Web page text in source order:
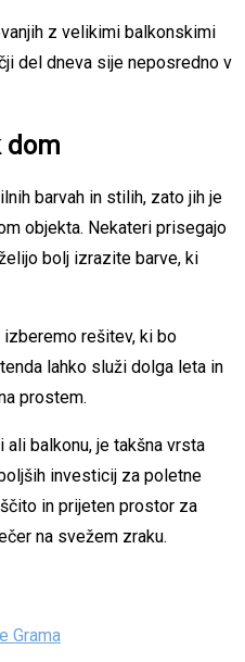
z velikimi balkonskimi
del dneva sije neposredno v
dom
barvah in stilih, zato jih je
objekta. Nekateri prisegajo
bolj izrazite barve, ki
rešitev, ki bo
lahko služi dolga leta in
prostem.
balkonu, je takšna vrsta
investicij za poletne
in prijeten prostor za
na svežem zraku.